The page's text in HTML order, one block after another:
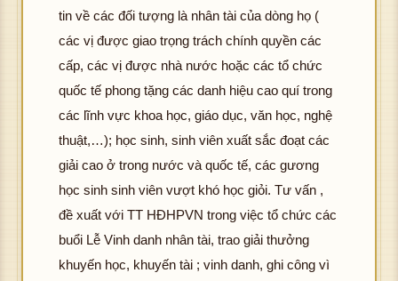
tin về các đối tượng là nhân tài của dòng họ (
các vị được giao trọng trách chính quyền các
cấp, các vị được nhà nước hoặc các tổ chức
quốc tế phong tặng các danh hiệu cao quí trong
các lĩnh vực khoa học, giáo dục, văn học, nghệ
thuật,…); học sinh, sinh viên xuất sắc đoạt các
giải cao ở trong nước và quốc tế, các gương
học sinh sinh viên vượt khó học giỏi. Tư vấn ,
đề xuất với TT HĐHPVN trong việc tổ chức các
buổi Lễ Vinh danh nhân tài, trao giải thưởng
khuyến học, khuyến tài ; vinh danh, ghi công vì